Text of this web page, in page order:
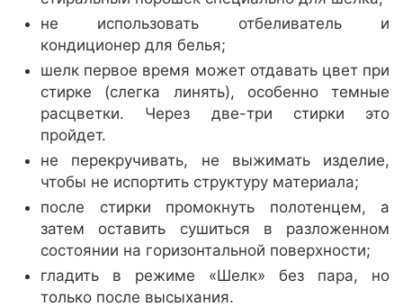
не использовать отбеливатель и
кондиционер для белья;
шелк первое время может отдавать цвет при
стирке (слегка линять), особенно темные
расцветки. Через две-три стирки это
пройдет.
не перекручивать, не выжимать изделие,
чтобы не испортить структуру материала;
после стирки промокнуть полотенцем, а
затем оставить сушиться в разложенном
состоянии на горизонтальной поверхности;
гладить в режиме «Шелк» без пара, но
только после высыхания.